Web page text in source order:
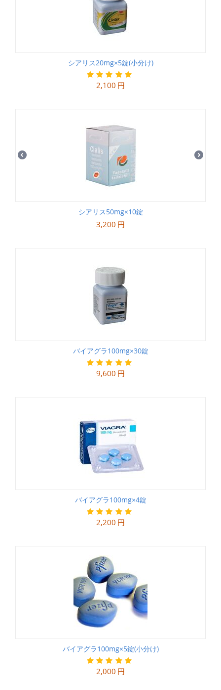
シアリス20mg×5錠(小分け)
2,100 円
シアリス50mg×10錠
3,200 円
バイアグラ100mg×30錠
9,600 円
バイアグラ100mg×4錠
2,200 円
バイアグラ100mg×5錠(小分け)
2,000 円